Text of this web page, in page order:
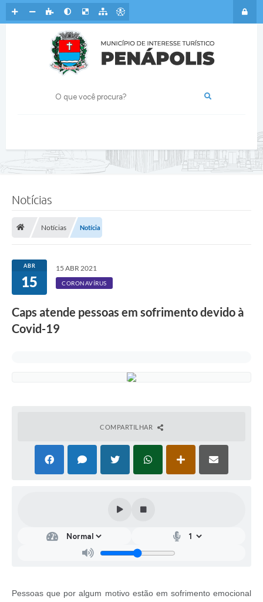
Notícias
Notícias Notícia
ABR
15
15 ABR 2021
CORONAVÍRUS
Caps atende pessoas em sofrimento devido à
Covid-19
COMPARTILHAR
Pessoas que por algum motivo estão em sofrimento emocional